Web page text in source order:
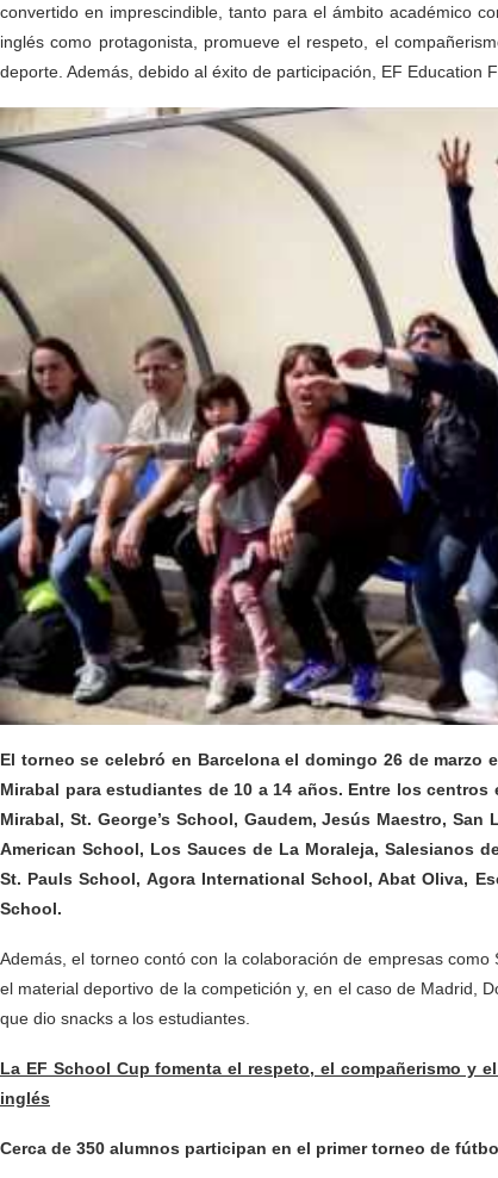
convertido en imprescindible, tanto para el ámbito académico
inglés como protagonista, promueve el respeto, el
deporte. Además, debido al éxito de participación, EF Education
El torneo se celebró en Barcelona el domingo 26 de
Mirabal para estudiantes de 10 a 14 años. Entre los
Mirabal, St. George’s School, Gaudem, Jesús Maestro,
American School, Los Sauces de La Moraleja, Salesianos
St. Pauls School, Agora International School, Abat Oliva,
School.
Además, el torneo contó con la colaboración de empresas
el material deportivo de la competición y, en el caso de Madrid,
que dio snacks a los estudiantes.
La EF School Cup fomenta el respeto, el compañerismo
inglés
Cerca de 350 alumnos participan en el primer torneo de